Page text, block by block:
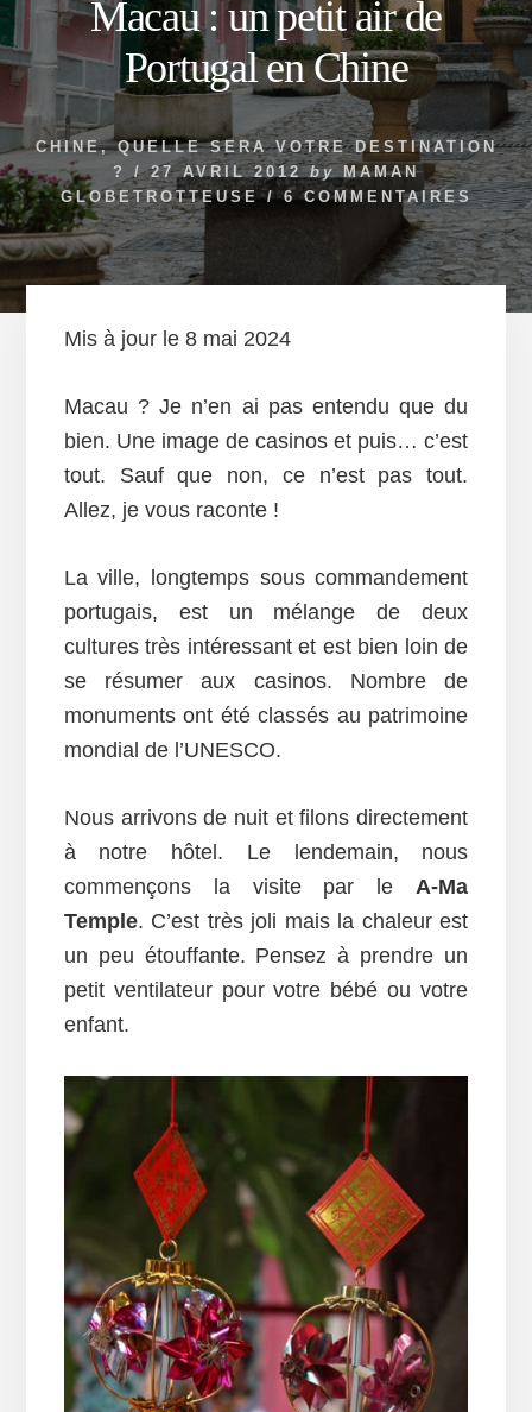
Macau : un petit air de
Portugal en Chine
CHINE,QUELLE SERA VOTRE DESTINATION
?
/ 27 AVRIL 2012 by
MAMAN
GLOBETROTTEUSE /6 COMMENTAIRES
Mis à jour le 8 mai 2024
Macau ? Je n’en ai pas entendu que du
bien. Une image de casinos et puis… c’est
tout. Sauf que non, ce n’est pas tout.
Allez, je vous raconte !
La ville, longtemps sous commandement
portugais, est un mélange de deux
cultures très intéressant et est bien loin de
se résumer aux casinos. Nombre de
monuments ont été classés au patrimoine
mondial de l’UNESCO.
Nous arrivons de nuit et filons directement
à notre hôtel. Le lendemain, nous
commençons la visite par leA-Ma
Temple. C’est très joli mais la chaleur est
un peu étouffante. Pensez à prendre un
petit ventilateur pour votre bébé ou votre
enfant.